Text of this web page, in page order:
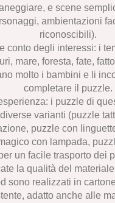
e scene
ambientazioni
riconoscibili).
conto degli interessi: i
mare, foresta, fate,
molto i bambini e li
completare il puzzle.
i puzzle di
varianti (puzzle
puzzle con
con lampada,
un facile trasporto dei
la qualità del
sono realizzati in
adatto anche alle